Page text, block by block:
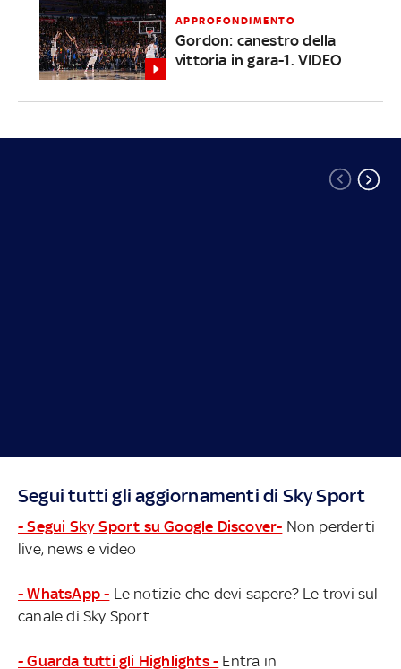
APPROFONDIMENTO
Gordon: canestro della
vittoria in gara-1. VIDEO
Segui tutti gli aggiornamenti di Sky Sport
- Segui Sky Sport su Google Discover- Non perderti
live, news e video
- WhatsApp - Le notizie che devi sapere? Le trovi sul
canale di Sky Sport
- Guarda tutti gli Highlights - Entra in